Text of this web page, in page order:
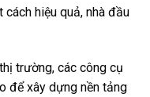
hiệu quả, nhà đầu
trường, các công cụ
để xây dựng nền tảng